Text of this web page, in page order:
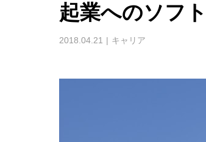
起業へのソフ
2018.04.21 キャリア